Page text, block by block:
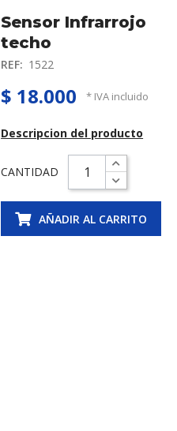
Sensor Infrarrojo
techo
REF: 1522
$ 18.000 * IVA incluido
Descripcion del producto
CANTIDAD
AÑADIR AL CARRITO